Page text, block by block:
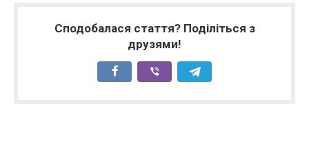
Сподобалася стаття? Поділіться з
друзями!